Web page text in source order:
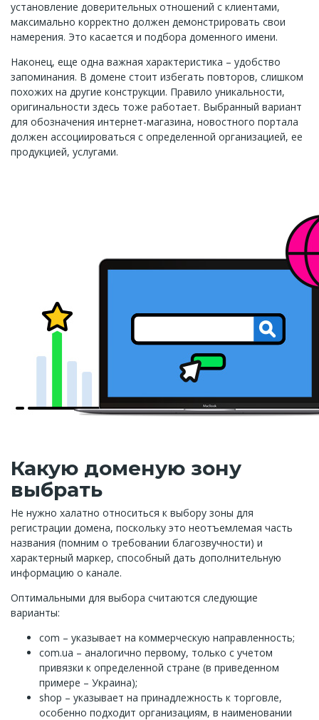
установление доверительных отношений с клиентами,
максимально корректно должен демонстрировать свои
намерения. Это касается и подбора доменного имени.
Наконец, еще одна важная характеристика – удобство
запоминания. В домене стоит избегать повторов, слишком
похожих на другие конструкции. Правило уникальности,
оригинальности здесь тоже работает. Выбранный вариант
для обозначения интернет-магазина, новостного портала
должен ассоциироваться с определенной организацией, ее
продукцией, услугами.
Какую доменую зону
выбрать
Не нужно халатно относиться к выбору зоны для
регистрации домена, поскольку это неотъемлемая часть
названия (помним о требовании благозвучности) и
характерный маркер, способный дать дополнительную
информацию о канале.
Оптимальными для выбора считаются следующие
варианты:
com – указывает на коммерческую направленность;
com.ua – аналогично первому, только с учетом
привязки к определенной стране (в приведенном
примере – Украина);
shop – указывает на принадлежность к торговле,
особенно подходит организациям, в наименовании